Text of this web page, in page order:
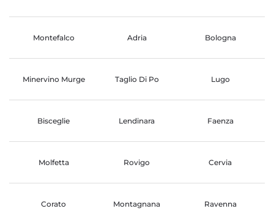
Montefalco Adria Bologna
Minervino Murge Taglio Di Po Lugo
Bisceglie Lendinara Faenza
Molfetta Rovigo Cervia
Corato Montagnana Ravenna